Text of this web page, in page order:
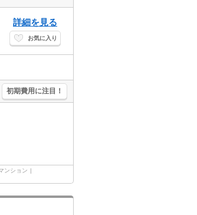
詳細を見る
お気に入り
初期費用に注目！
ンション